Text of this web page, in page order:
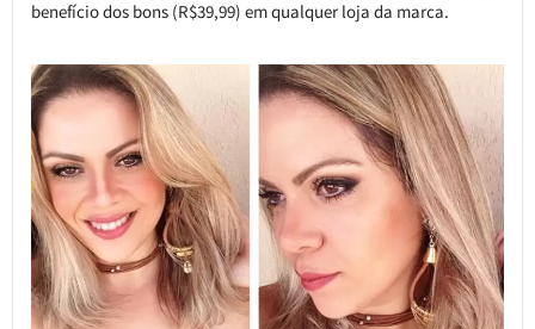
benefício dos bons (R$39,99) em qualquer loja da marca.